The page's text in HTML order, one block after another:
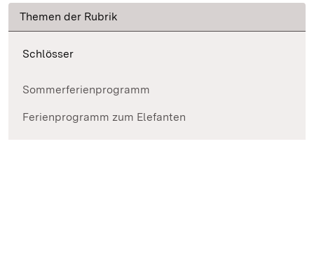
Themen der Rubrik
Schlösser
Sommerferienprogramm
Ferienprogramm zum Elefanten